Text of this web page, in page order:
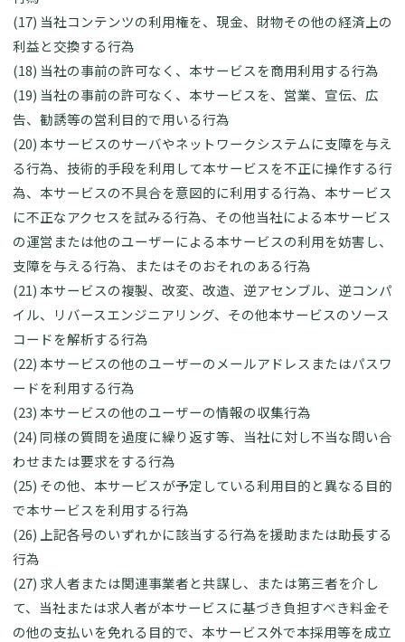
(17) 当社コンテンツの利用権を、現金、財物その他の経済上の
利益と交換する行為
(18) 当社の事前の許可なく、本サービスを商用利用する行為
(19) 当社の事前の許可なく、本サービスを、営業、宣伝、広
告、勧誘等の営利目的で用いる行為
(20) 本サービスのサーバやネットワークシステムに支障を与え
る行為、技術的手段を利用して本サービスを不正に操作する行
為、本サービスの不具合を意図的に利用する行為、本サービス
に不正なアクセスを試みる行為、その他当社による本サービス
の運営または他のユーザーによる本サービスの利用を妨害し、
支障を与える行為、またはそのおそれのある行為
(21) 本サービスの複製、改変、改造、逆アセンブル、逆コンパ
イル、リバースエンジニアリング、その他本サービスのソース
コードを解析する行為
(22) 本サービスの他のユーザーのメールアドレスまたはパスワ
ードを利用する行為
(23) 本サービスの他のユーザーの情報の収集行為
(24) 同様の質問を過度に繰り返す等、当社に対し不当な問い合
わせまたは要求をする行為
(25) その他、本サービスが予定している利用目的と異なる目的
で本サービスを利用する行為
(26) 上記各号のいずれかに該当する行為を援助または助長する
行為
(27) 求人者または関連事業者と共謀し、または第三者を介し
て、当社または求人者が本サービスに基づき負担すべき料金そ
の他の支払いを免れる目的で、本サービス外で本採用等を成立